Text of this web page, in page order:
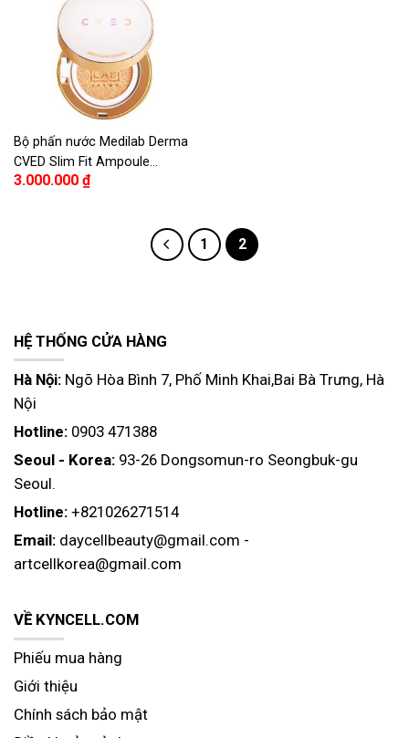
Bộ phấn nước Medilab Derma
CVED Slim Fit Ampoule
Cushion – Medilab Derma
3.000.000 ₫
1 2
HỆ THỐNG CỬA HÀNG
Hà Nội: Ngõ Hòa Bình 7, Phố Minh Khai,Bai Bà Trưng, Hà
Nội
Hotline: 0903 471388
Seoul - Korea: 93-26 Dongsomun-ro Seongbuk-gu
Seoul.
Hotline: +821026271514
Email: daycellbeauty@gmail.com -
artcellkorea@gmail.com
VỀ KYNCELL.COM
Phiếu mua hàng
Giới thiệu
Chính sách bảo mật